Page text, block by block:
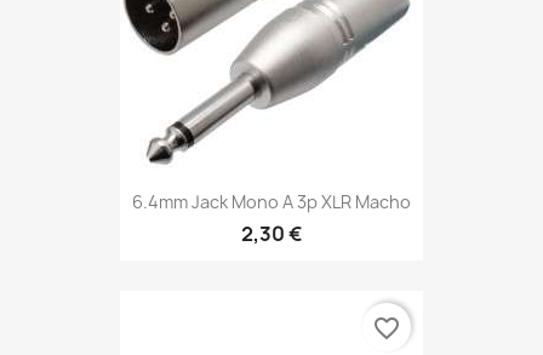
6.4mm Jack Mono A 3p XLR Macho
2,30 €
favorite_border